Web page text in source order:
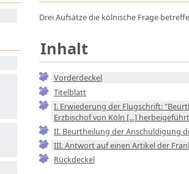
Drei Aufsätze die kölnische Frage
Inhalt
Vorderdeckel
Titelblatt
I. Erwiederung der Flugschrift:
Erzbischof von Köln [...]
II. Beurtheilung der Anschuldigung
III. Antwort auf einen Artikel der
Rückdeckel